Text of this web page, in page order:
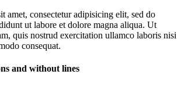
amet, consectetur adipisicing elit, sed do
ut labore et dolore magna aliqua. Ut
quis nostrud exercitation ullamco laboris nisi
consequat.
and without lines